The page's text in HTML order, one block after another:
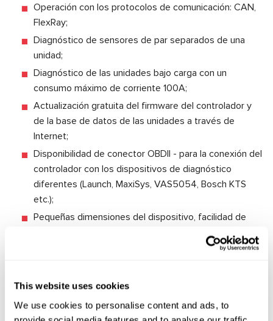
This website uses cookies
We use cookies to personalise content and ads, to
Operación con los protocolos de comunicación: CAN,
FlexRay;
Diagnóstico de sensores de par separados de una
unidad;
Diagnóstico de las unidades bajo carga con un
consumo máximo de corriente 100A;
Actualización gratuita del firmware del controlador y
de la base de datos de las unidades a través de
Internet;
Disponibilidad de conector OBDII - para la conexión del
controlador con los dispositivos de diagnóstico
diferentes (Launch, MaxiSys, VAS5054, Bosch KTS
etc.);
Pequeñas dimensiones del dispositivo, facilidad de
mil unidades de modelo de coche.